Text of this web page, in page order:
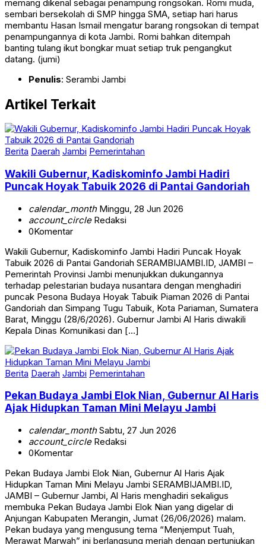
memang dikenal sebagai penampung rongsokan. Romi muda,
sembari bersekolah di SMP hingga SMA, setiap hari harus
membantu Hasan Ismail mengatur barang rongsokan di tempat
penampungannya di kota Jambi. Romi bahkan ditempah
banting tulang ikut bongkar muat setiap truk pengangkut
datang. (jumi)
Penulis: Serambi Jambi
Artikel Terkait
Berita Daerah Jambi Pemerintahan
Wakili Gubernur, Kadiskominfo Jambi Hadiri
Puncak Hoyak Tabuik 2026 di Pantai Gandoriah
calendar_monthMinggu, 28 Jun 2026
account_circleRedaksi
0Komentar
Wakili Gubernur, Kadiskominfo Jambi Hadiri Puncak Hoyak
Tabuik 2026 di Pantai Gandoriah SERAMBIJAMBI.ID, JAMBI –
Pemerintah Provinsi Jambi menunjukkan dukungannya
terhadap pelestarian budaya nusantara dengan menghadiri
puncak Pesona Budaya Hoyak Tabuik Piaman 2026 di Pantai
Gandoriah dan Simpang Tugu Tabuik, Kota Pariaman, Sumatera
Barat, Minggu (28/6/2026). Gubernur Jambi Al Haris diwakili
Kepala Dinas Komunikasi dan […]
Berita Daerah Jambi Pemerintahan
Pekan Budaya Jambi Elok Nian, Gubernur Al Haris
Ajak Hidupkan Taman Mini Melayu Jambi
calendar_monthSabtu, 27 Jun 2026
account_circleRedaksi
0Komentar
Pekan Budaya Jambi Elok Nian, Gubernur Al Haris Ajak
Hidupkan Taman Mini Melayu Jambi SERAMBIJAMBI.ID,
JAMBI – Gubernur Jambi, Al Haris menghadiri sekaligus
membuka Pekan Budaya Jambi Elok Nian yang digelar di
Anjungan Kabupaten Merangin, Jumat (26/06/2026) malam.
Pekan budaya yang mengusung tema “Menjemput Tuah,
Merawat Marwah” ini berlangsung meriah dengan pertunjukan